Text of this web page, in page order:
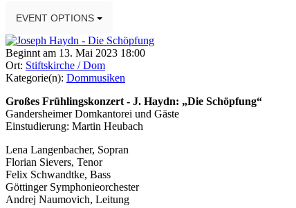
EVENT OPTIONS
Beginnt am 13. Mai 2023 18:00
Ort: Stiftskirche / Dom
Kategorie(n): Dommusiken
Großes Frühlingskonzert - J. Haydn: „Die Schöpfung“
Gandersheimer Domkantorei und Gäste
Einstudierung: Martin Heubach
Lena Langenbacher, Sopran
Florian Sievers, Tenor
Felix Schwandtke, Bass
Göttinger Symphonieorchester
Andrej Naumovich, Leitung